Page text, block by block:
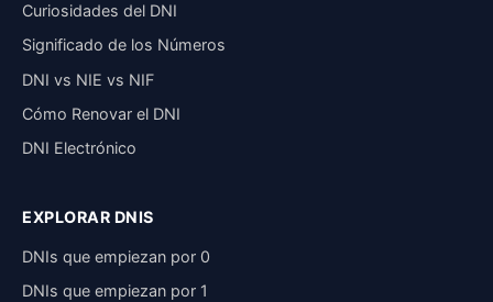
Curiosidades del DNI
Significado de los Números
DNI vs NIE vs NIF
Cómo Renovar el DNI
DNI Electrónico
EXPLORAR DNIS
DNIs que empiezan por 0
DNIs que empiezan por 1